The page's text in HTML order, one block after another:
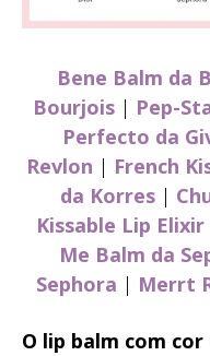
Bene Balm da
Bourjois| Pep-
Perfecto da
Revlon | French
da Korres |
Kissable Lip Elixir
Me Balm da
Sephora | Merrt
O lip balm com